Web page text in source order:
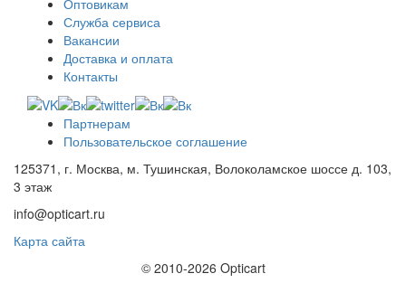
Служба сервиса
Вакансии
Доставка и оплата
Контакты
Партнерам
Пользовательское соглашение
125371, г. Москва, м. Тушинская, Волоколамское шоссе д. 103,
3 этаж
info@opticart.ru
Карта сайта
© 2010-2026 Opticart